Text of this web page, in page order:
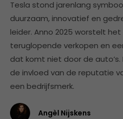
Tesla stond jarenlang
duurzaam, innovatief en
leider. Anno 2025 worstelt
teruglopende verkopen en
dat komt niet door de
de invloed van de reputatie
een bedrijfsmerk.
Angèl Nijskens